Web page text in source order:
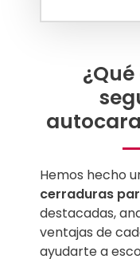
seguridad
Guía
seguridad
Hemos hecho
cerraduras
destacadas,
ventajas de
ayudarte a